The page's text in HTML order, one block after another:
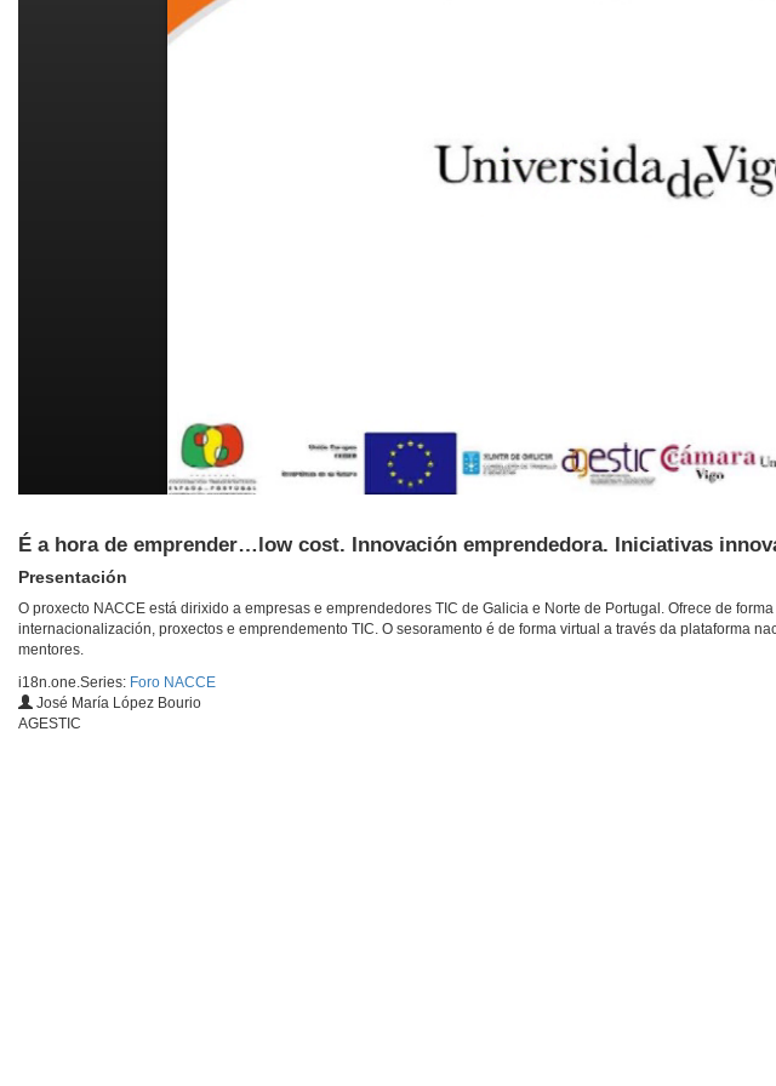
É a hora de emprender…low cost. Innovación emprendedora. Iniciativas
Presentación
O proxecto NACCE está dirixido a empresas e emprendedores TIC de Galicia e Norte de Portugal. Ofrece de
internacionalización, proxectos e emprendemento TIC. O sesoramento é de forma virtual a través da plataforma
mentores.
i18n.one.Series: Foro NACCE
José María López Bourio
AGESTIC